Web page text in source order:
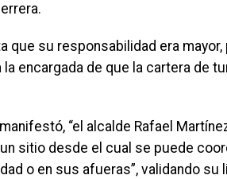
que su responsabilidad era
la encargada de que la cartera de
“el alcalde Rafael
sitio desde el cual se puede
o en sus afueras”, validando